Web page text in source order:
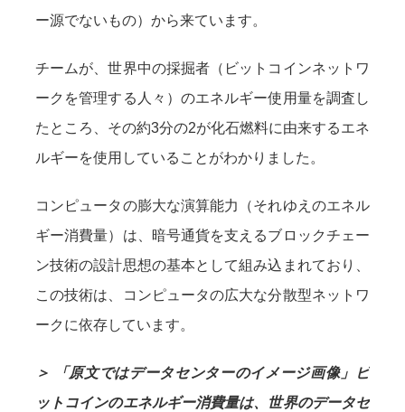
ー源でないもの）から来ています。
チームが、世界中の採掘者（ビットコインネットワ
ークを管理する人々）のエネルギー使用量を調査し
たところ、その約3分の2が化石燃料に由来するエネ
ルギーを使用していることがわかりました。
コンピュータの膨大な演算能力（それゆえのエネル
ギー消費量）は、暗号通貨を支えるブロックチェー
ン技術の設計思想の基本として組み込まれており、
この技術は、コンピュータの広大な分散型ネットワ
ークに依存しています。
＞ 「原文ではデータセンターのイメージ画像」ビ
ットコインのエネルギー消費量は、世界のデータセ